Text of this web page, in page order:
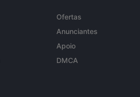
Ofertas
Anunciantes
Apoio
DMCA